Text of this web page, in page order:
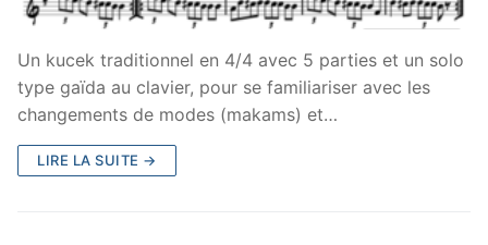
Un kucek traditionnel en 4/4 avec 5 parties et un solo
type gaïda au clavier, pour se familiariser avec les
changements de modes (makams) et…
LIRE LA SUITE →